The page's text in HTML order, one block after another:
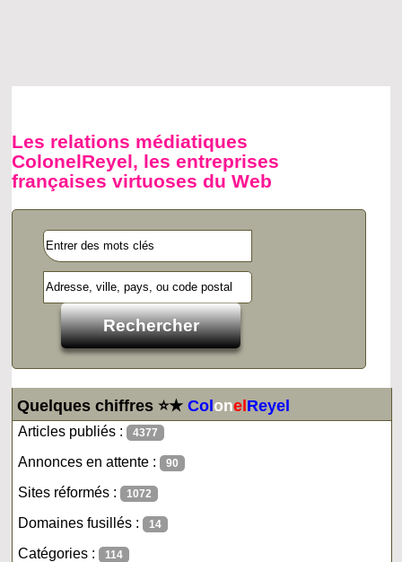
Les relations médiatiques
ColonelReyel, les entreprises
françaises virtuoses du Web
Quelques chiffres ⭐★ColonelReyel
Articles publiés : 4377
Annonces en attente : 90
Sites réformés : 1072
Domaines fusillés : 14
Catégories : 114